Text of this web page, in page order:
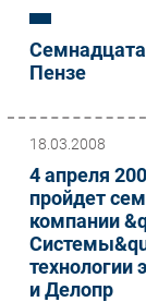
Пензе
18.03.2008
4 апреля
пройдет
компании
технологии
и Делопр